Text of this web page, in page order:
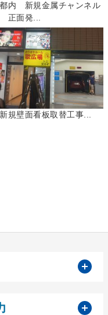
内 新規金属チャンネル
正面発...
規壁面看板取替工事...